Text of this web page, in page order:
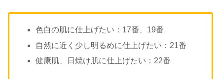
色白の肌に仕上げたい：17番、19番
自然に近く少し明るめに仕上げたい：21番
健康肌、日焼け肌に仕上げたい：22番